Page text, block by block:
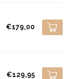
€179,00
€129,95